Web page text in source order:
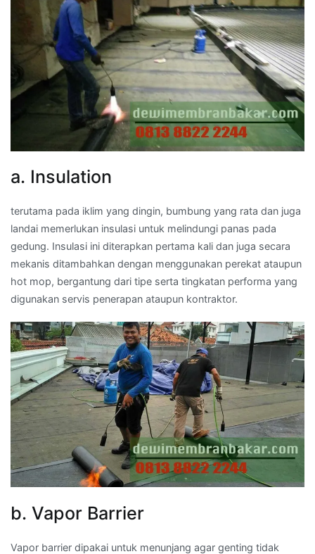
a. Insulation
terutama pada iklim yang dingin, bumbung yang rata dan juga
landai memerlukan insulasi untuk melindungi panas pada
gedung. Insulasi ini diterapkan pertama kali dan juga secara
mekanis ditambahkan dengan menggunakan perekat ataupun
hot mop, bergantung dari tipe serta tingkatan performa yang
digunakan servis penerapan ataupun kontraktor.
b. Vapor Barrier
Vapor barrier dipakai untuk menunjang agar genting tidak